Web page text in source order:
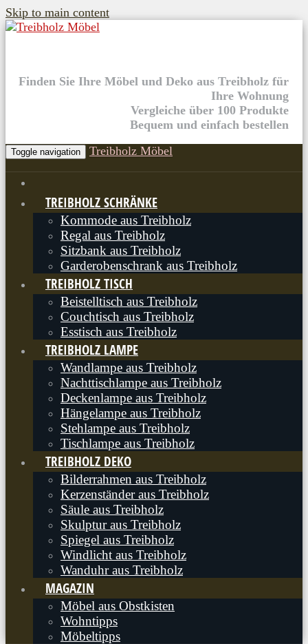
Skip to main content
Finden Sie Ihre Möbel und Deko aus Treibholz für
Ihre Wohnung
Vergleiche über 100 Produkte
Bequem und einfach bestellen
Toggle navigation Treibholz Möbel
TREIBHOLZ SCHRÄNKE
Kommode aus Treibholz
Regal aus Treibholz
Sitzbank aus Treibholz
Garderobenschrank aus Treibholz
TREIBHOLZ TISCH
Beistelltisch aus Treibholz
Couchtisch aus Treibholz
Esstisch aus Treibholz
TREIBHOLZ LAMPE
Wandlampe aus Treibholz
Nachttischlampe aus Treibholz
Deckenlampe aus Treibholz
Hängelampe aus Treibholz
Stehlampe aus Treibholz
Tischlampe aus Treibholz
TREIBHOLZ DEKO
Bilderrahmen aus Treibholz
Kerzenständer aus Treibholz
Säule aus Treibholz
Skulptur aus Treibholz
Spiegel aus Treibholz
Windlicht aus Treibholz
Wanduhr aus Treibholz
MAGAZIN
Möbel aus Obstkisten
Wohntipps
Möbeltipps